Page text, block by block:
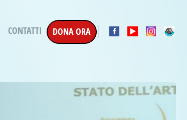
CONTATTI DONA ORA